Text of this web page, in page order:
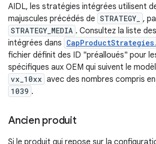
AIDL, les stratégies intégrées utilisent
majuscules précédés de STRATEGY_ ,
STRATEGY_MEDIA . Consultez la liste
intégrées dans
fichier définit des ID "préalloués" pour
spécifiques aux OEM qui suivent le
vx_10xx avec des nombres compris
1039 .
Ancien produit
Si le produit qui repose sur la